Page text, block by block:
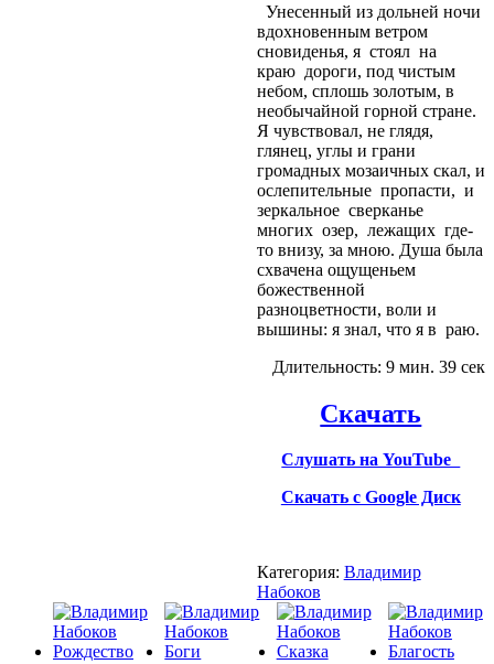
Унесенный из дольней ночи
вдохновенным ветром
сновиденья, я стоял на
краю дороги, под чистым
небом, сплошь золотым, в
необычайной горной стране.
Я чувствовал, не глядя,
глянец, углы и грани
громадных мозаичных скал, и
ослепительные пропасти, и
зеркальное сверканье
многих озер, лежащих где-
то внизу, за мною. Душа была
схвачена ощущеньем
божественной
разноцветности, воли и
вышины: я знал, что я в раю.
Длительность: 9 мин. 39 сек
Скачать
Слушать на YouTube
Скачать с Google Диск
Категория: Владимир
Набоков